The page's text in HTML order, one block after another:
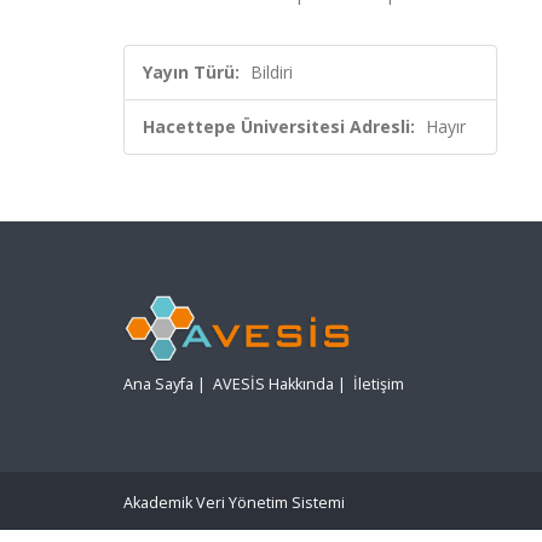
Yayın Türü: Bildiri
Hacettepe Üniversitesi Adresli: Hayır
Ana Sayfa | AVESİS Hakkında | İletişim
Akademik Veri Yönetim Sistemi